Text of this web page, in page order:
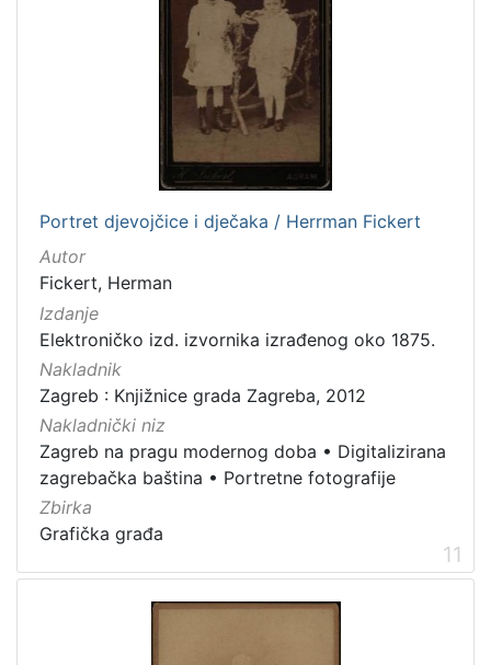
Portret djevojčice i dječaka / Herrman Fickert
Autor
Fickert, Herman
Izdanje
Elektroničko izd. izvornika izrađenog oko 1875.
Nakladnik
Zagreb : Knjižnice grada Zagreba, 2012
Nakladnički niz
Zagreb na pragu modernog doba • Digitalizirana
zagrebačka baština • Portretne fotografije
Zbirka
Grafička građa
11